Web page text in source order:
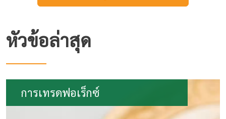
หัวข้อล่าสุด
การเทรดฟอเร็กซ์